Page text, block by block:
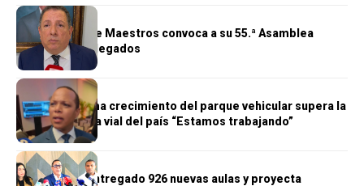
GENERALES
Cooperativa de Maestros convoca a su 55.ª Asamblea
General de Delegados
GENERALES
Morrison afirma crecimiento del parque vehicular supera la
infraestructura vial del país “Estamos trabajando”
GENERALES
Gobierno ha entregado 926 nuevas aulas y proyecta